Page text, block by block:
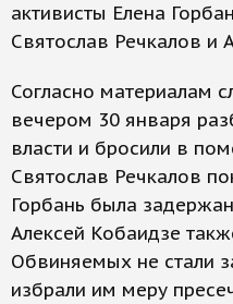
активисты Елена
Святослав Речкалов и
Согласно материалам
вечером 30 января
власти и бросили в
Святослав Речкалов
Горбань была
Алексей Кобаидзе
Обвиняемых не стали
избрали им меру